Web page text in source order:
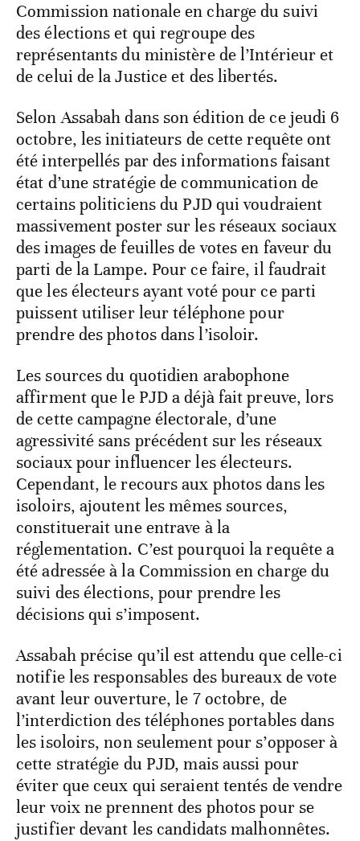
Commission nationale en charge du suivi
des élections et qui regroupe des
représentants du ministère de l’Intérieur et
de celui de la Justice et des libertés.
Selon Assabah dans son édition de ce jeudi 6
octobre, les initiateurs de cette requête ont
été interpellés par des informations faisant
état d’une stratégie de communication de
certains politiciens du PJD qui voudraient
massivement poster sur les réseaux sociaux
des images de feuilles de votes en faveur du
parti de la Lampe. Pour ce faire, il faudrait
que les électeurs ayant voté pour ce parti
puissent utiliser leur téléphone pour
prendre des photos dans l’isoloir.
Les sources du quotidien arabophone
affirment que le PJD a déjà fait preuve, lors
de cette campagne électorale, d’une
agressivité sans précédent sur les réseaux
sociaux pour influencer les électeurs.
Cependant, le recours aux photos dans les
isoloirs, ajoutent les mêmes sources,
constituerait une entrave à la
réglementation. C’est pourquoi la requête a
été adressée à la Commission en charge du
suivi des élections, pour prendre les
décisions qui s’imposent.
Assabah précise qu’il est attendu que celle-ci
notifie les responsables des bureaux de vote
avant leur ouverture, le 7 octobre, de
l’interdiction des téléphones portables dans
les isoloirs, non seulement pour s’opposer à
cette stratégie du PJD, mais aussi pour
éviter que ceux qui seraient tentés de vendre
leur voix ne prennent des photos pour se
justifier devant les candidats malhonnêtes.